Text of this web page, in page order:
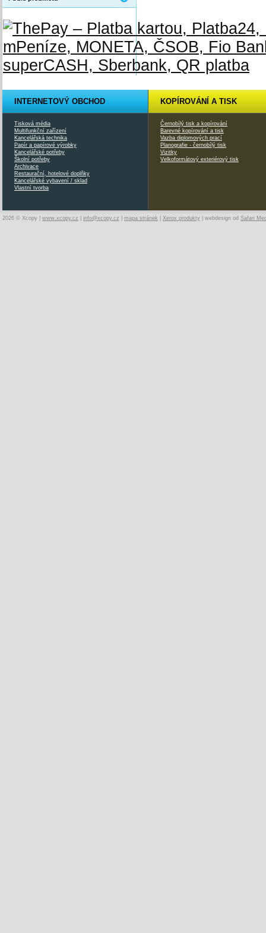
INTERNETOVÝ OBCHOD
Tisková média
Multifunkční zařízení
Kancelářská technika
Papír a papírové výrobky
Kancelářské potřeby
Školní potřeby
Archivace
Restaurační, hotelové doplňky
Kancelářské vybavení / sklad
Vlastní tvorba
KOPÍROVÁNÍ A TISK
Černobílý tisk a kopírování
Barevné kopírování a tisk
Vazba diplomových prací
Planografie - černobílý tisk
Vizitky
Velkoformátový exteriérový tisk
2026 © Xcopy | www.xcopy.cz info@xcopy.cz mapa stránek Xerox produkty | webdesign od Safari